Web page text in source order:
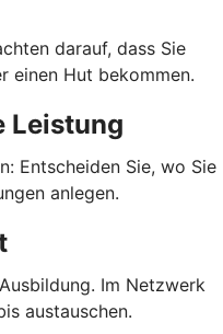
darauf, dass Sie
einen Hut bekommen.
Leistung
Entscheiden Sie, wo Sie
anlegen.
Im Netzwerk
austauschen.